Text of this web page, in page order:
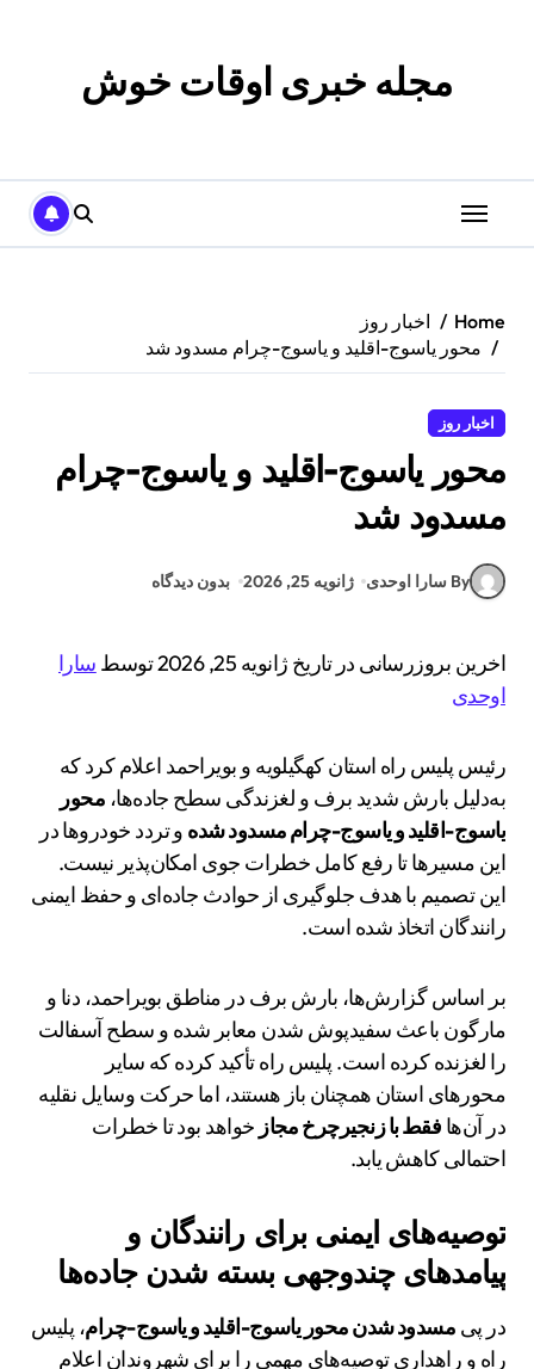
مجله خبری اوقات خوش
Home
اخبار روز
محور یاسوج-اقلید و یاسوج-چرام مسدود شد
اخبار روز
محور یاسوج-اقلید و یاسوج-چرام
مسدود شد
By سارا اوحدی ژانویه 25, 2026 بدون دیدگاه
اخرین بروزرسانی در تاریخ ژانویه 25, 2026 توسط
سارا
اوحدی
رئیس پلیس راه استان کهگیلویه و بویراحمد اعلام کرد که
به‌دلیل بارش شدید برف و لغزندگی سطح جاده‌ها، محور
یاسوج-اقلید و یاسوج-چرام مسدود شده و تردد خودروها در
این مسیرها تا رفع کامل خطرات جوی امکان‌پذیر نیست.
این تصمیم با هدف جلوگیری از حوادث جاده‌ای و حفظ ایمنی
رانندگان اتخاذ شده است.
بر اساس گزارش‌ها، بارش برف در مناطق بویراحمد، دنا و
مارگون باعث سفیدپوش شدن معابر شده و سطح آسفالت
را لغزنده کرده است. پلیس راه تأکید کرده که سایر
محورهای استان همچنان باز هستند، اما حرکت وسایل نقلیه
در آن‌ها فقط با زنجیرچرخ مجاز خواهد بود تا خطرات
احتمالی کاهش یابد.
توصیه‌های ایمنی برای رانندگان و
پیامدهای چندوجهی بسته شدن جاده‌ها
در پی مسدود شدن محور یاسوج-اقلید و یاسوج-چرام، پلیس
راه و راهداری توصیه‌های مهمی را برای شهروندان اعلام